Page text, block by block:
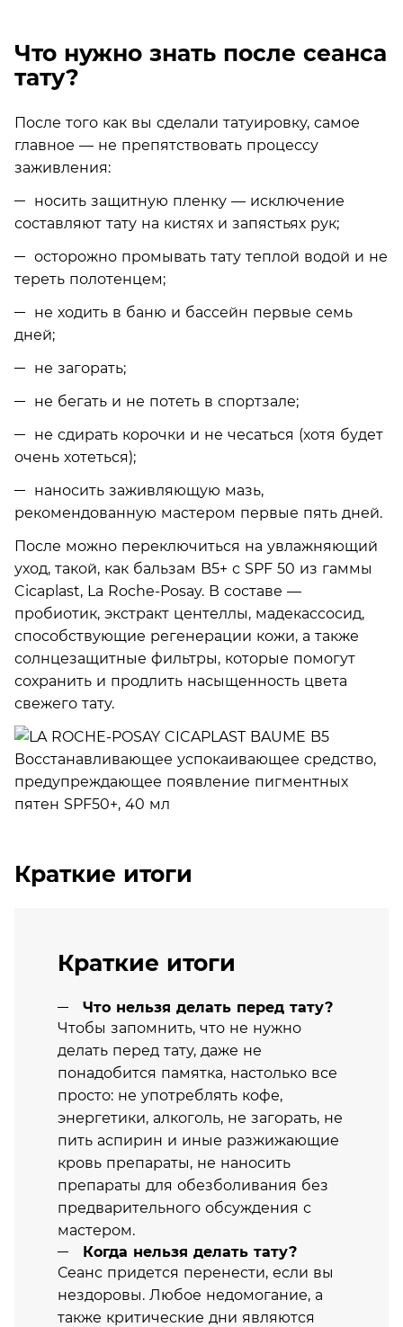
Что нужно знать после сеанса
тату?
После того как вы сделали татуировку, самое
главное — не препятствовать процессу
заживления:
носить защитную пленку — исключение
составляют тату на кистях и запястьях рук;
осторожно промывать тату теплой водой и не
тереть полотенцем;
не ходить в баню и бассейн первые семь
дней;
не загорать;
не бегать и не потеть в спортзале;
не сдирать корочки и не чесаться (хотя будет
очень хотеться);
наносить заживляющую мазь,
рекомендованную мастером первые пять дней.
После можно переключиться на увлажняющий
уход, такой, как бальзам B5+ с SPF 50 из гаммы
Cicaplast, La Roche-Posay. В составе —
пробиотик, экстракт центеллы, мадекассосид,
способствующие регенерации кожи, а также
солнцезащитные фильтры, которые помогут
сохранить и продлить насыщенность цвета
свежего тату.
Краткие итоги
Краткие итоги
Что нельзя делать перед тату?
Чтобы запомнить, что не нужно
делать перед тату, даже не
понадобится памятка, настолько все
просто: не употреблять кофе,
энергетики, алкоголь, не загорать, не
пить аспирин и иные разжижающие
кровь препараты, не наносить
препараты для обезболивания без
предварительного обсуждения с
мастером.
Когда нельзя делать тату?
Сеанс придется перенести, если вы
нездоровы. Любое недомогание, а
также критические дни являются